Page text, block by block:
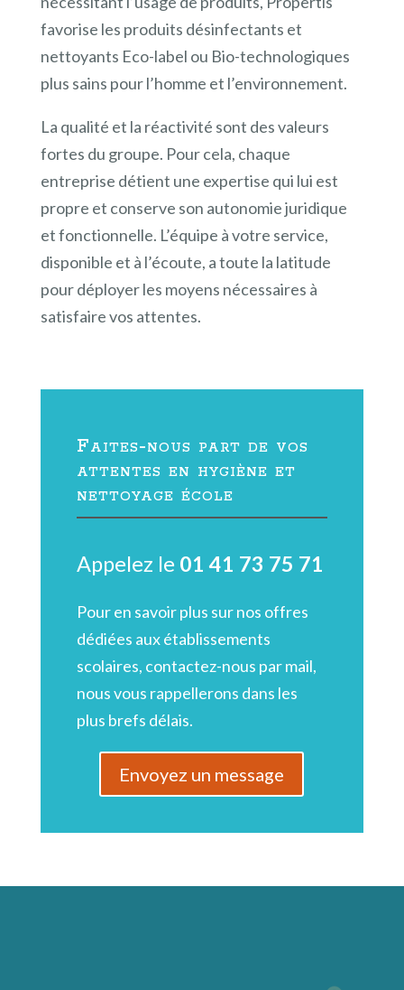
favorise les produits désinfectants et
nettoyants Eco-label ou Bio-technologiques
plus sains pour l’homme et l’environnement.
La qualité et la réactivité sont des valeurs
fortes du groupe. Pour cela, chaque
entreprise détient une expertise qui lui est
propre et conserve son autonomie juridique
et fonctionnelle. L’équipe à votre service,
disponible et à l’écoute, a toute la latitude
pour déployer les moyens nécessaires à
satisfaire vos attentes.
Faites-nous part de vos
attentes en hygiène et
nettoyage école
Appelez le 01 41 73 75 71
Pour en savoir plus sur nos offres
dédiées aux établissements
scolaires, contactez-nous par mail,
nous vous rappellerons dans les
plus brefs délais.
Envoyez un message